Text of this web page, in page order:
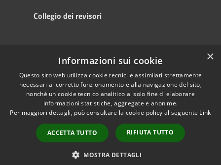
Collegio dei revisori
Accessibility
Privacy
Cookie
Sitemap
Copyright © 2025
Autorità di
Sistema Portuale
del Mare Adriatico
Centrale
Powered by
Municipium
Accesso redazione
×
Informazioni sui cookie
Questo sito web utilizza cookie tecnici e assimilati strettamente
necessari al corretto funzionamento e alla navigazione del sito,
nonché un cookie tecnico analitico al solo fine di elaborare
informazioni statistiche, aggregate e anonime.
Per maggiori dettagli, può consultare la cookie policy al seguente Link
ACCETTA TUTTO RIFIUTA TUTTO
MOSTRA DETTAGLI